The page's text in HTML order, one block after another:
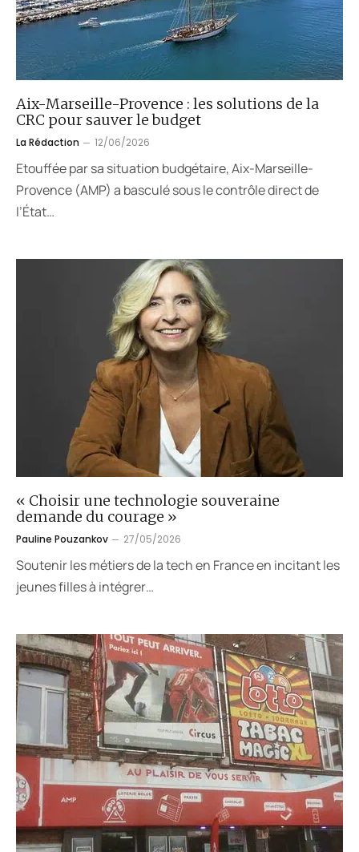
Aix-Marseille-Provence : les solutions de la
CRC pour sauver le budget
La Rédaction 12/06/2026
Etouffée par sa situation budgétaire, Aix-Marseille-
Provence (AMP) a basculé sous le contrôle direct de
l’État…
« Choisir une technologie souveraine
demande du courage »
Pauline Pouzankov 27/05/2026
Soutenir les métiers de la tech en France en incitant les
jeunes filles à intégrer…